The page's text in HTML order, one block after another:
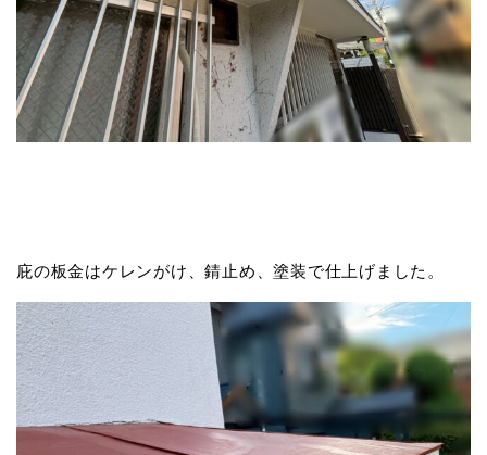
庇の板金はケレンがけ、錆止め、塗装で仕上げました。